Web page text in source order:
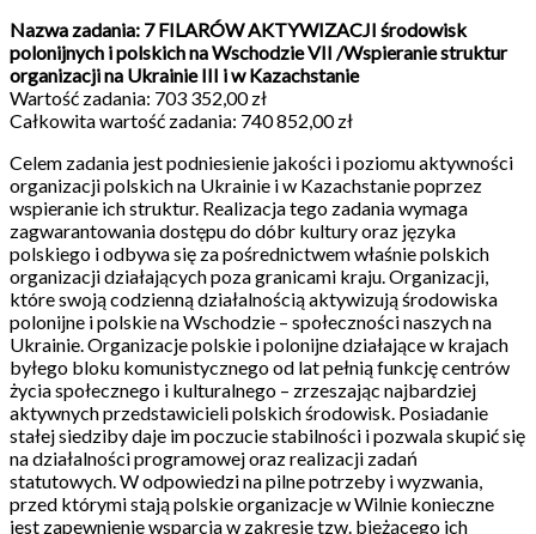
Nazwa zadania: 7 FILARÓW AKTYWIZACJI środowisk
polonijnych i polskich na Wschodzie VII /Wspieranie struktur
organizacji na Ukrainie III i w Kazachstanie
Wartość zadania: 703 352,00 zł
Całkowita wartość zadania: 740 852,00 zł
Celem zadania jest podniesienie jakości i poziomu aktywności
organizacji polskich na Ukrainie i w Kazachstanie poprzez
wspieranie ich struktur. Realizacja tego zadania wymaga
zagwarantowania dostępu do dóbr kultury oraz języka
polskiego i odbywa się za pośrednictwem właśnie polskich
organizacji działających poza granicami kraju. Organizacji,
które swoją codzienną działalnością aktywizują środowiska
polonijne i polskie na Wschodzie – społeczności naszych na
Ukrainie. Organizacje polskie i polonijne działające w krajach
byłego bloku komunistycznego od lat pełnią funkcję centrów
życia społecznego i kulturalnego – zrzeszając najbardziej
aktywnych przedstawicieli polskich środowisk. Posiadanie
stałej siedziby daje im poczucie stabilności i pozwala skupić się
na działalności programowej oraz realizacji zadań
statutowych. W odpowiedzi na pilne potrzeby i wyzwania,
przed którymi stają polskie organizacje w Wilnie konieczne
jest zapewnienie wsparcia w zakresie tzw. bieżącego ich